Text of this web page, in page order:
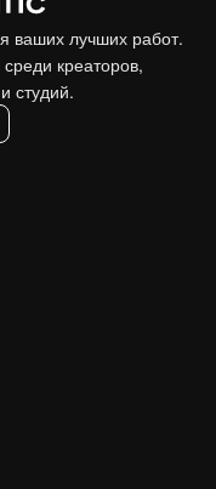
ваших лучших работ.
креаторов,
студий.